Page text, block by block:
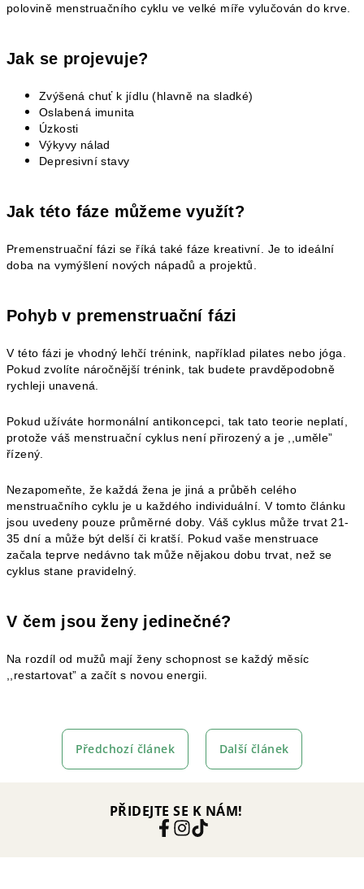
polovině menstruačního cyklu ve velké míře vylučován do krve.
Jak se projevuje?
Zvýšená chuť k jídlu (hlavně na sladké)
Oslabená imunita
Úzkosti
Výkyvy nálad
Depresivní stavy
Jak této fáze můžeme využít?
Premenstruační fázi se říká také fáze kreativní. Je to ideální
doba na vymýšlení nových nápadů a projektů.
Pohyb v premenstruační fázi
V této fázi je vhodný lehčí trénink, například pilates nebo jóga.
Pokud zvolíte náročnější trénink, tak budete pravděpodobně
rychleji unavená.
Pokud užíváte hormonální antikoncepci, tak tato teorie neplatí,
protože váš menstruační cyklus není přirozený a je ,,uměle”
řízený.
Nezapomeňte, že každá žena je jiná a průběh celého
menstruačního cyklu je u každého individuální. V tomto článku
jsou uvedeny pouze průměrné doby. Váš cyklus může trvat 21-
35 dní a může být delší či kratší. Pokud vaše menstruace
začala teprve nedávno tak může nějakou dobu trvat, než se
cyklus stane pravidelný.
V čem jsou ženy jedinečné?
Na rozdíl od mužů mají ženy schopnost se každý měsíc
,,restartovat” a začít s novou energii.
Předchozí článek Další článek
PŘIDEJTE SE K NÁM!